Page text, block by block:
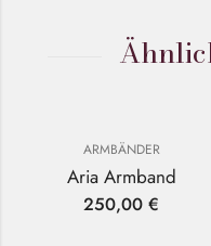
ARMBÄNDER
Aria Armband
250,00 €